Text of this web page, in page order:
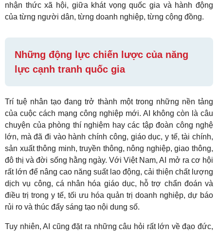
nhận thức xã hội, giữa khát vọng quốc gia và hành động
của từng người dân, từng doanh nghiệp, từng cộng đồng.
Những động lực chiến lược của năng
lực cạnh tranh quốc gia
Trí tuệ nhân tạo đang trở thành một trong những nền tảng
của cuộc cách mạng công nghiệp mới. AI không còn là câu
chuyện của phòng thí nghiệm hay các tập đoàn công nghệ
lớn, mà đã đi vào hành chính công, giáo dục, y tế, tài chính,
sản xuất thông minh, truyền thông, nông nghiệp, giao thông,
đô thị và đời sống hằng ngày. Với Việt Nam, AI mở ra cơ hội
rất lớn để nâng cao năng suất lao động, cải thiện chất lượng
dịch vụ công, cá nhân hóa giáo dục, hỗ trợ chẩn đoán và
điều trị trong y tế, tối ưu hóa quản trị doanh nghiệp, dự báo
rủi ro và thúc đẩy sáng tạo nội dung số.
Tuy nhiên, AI cũng đặt ra những câu hỏi rất lớn về đạo đức,